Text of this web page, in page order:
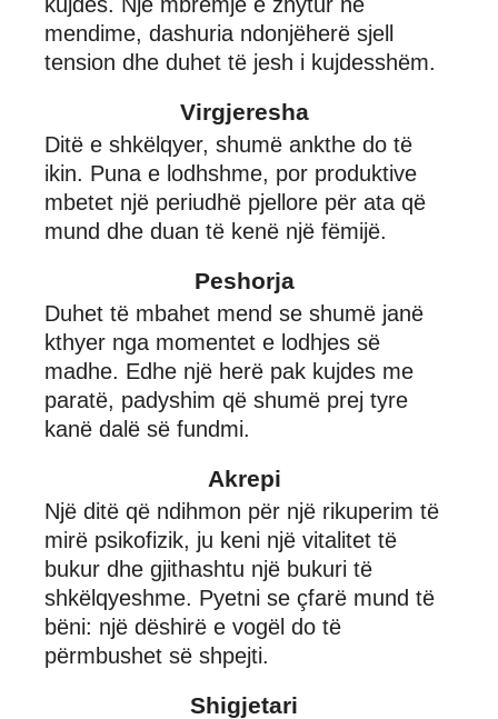
mendime, dashuria ndonjëherë sjell
tension dhe duhet të jesh i kujdesshëm.
Virgjeresha
Ditë e shkëlqyer, shumë ankthe do të
ikin. Puna e lodhshme, por produktive
mbetet një periudhë pjellore për ata që
mund dhe duan të kenë një fëmijë.
Peshorja
Duhet të mbahet mend se shumë janë
kthyer nga momentet e lodhjes së
madhe. Edhe një herë pak kujdes me
paratë, padyshim që shumë prej tyre
kanë dalë së fundmi.
Akrepi
Një ditë që ndihmon për një rikuperim të
mirë psikofizik, ju keni një vitalitet të
bukur dhe gjithashtu një bukuri të
shkëlqyeshme. Pyetni se çfarë mund të
bëni: një dëshirë e vogël do të
përmbushet së shpejti.
Shigjetari